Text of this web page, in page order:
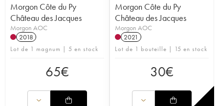
Morgon Côte du Py
Château des Jacques
Morgon AOC
2018
Lot de 1 magnum | 5 en stock
65€
Morgon Côte du Py
Château des Jacques
Morgon AOC
2021
Lot de 1 bouteille | 15 en stock
30€